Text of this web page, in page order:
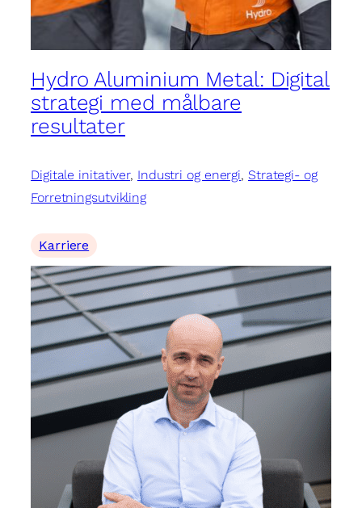
Hydro Aluminium Metal: Digital
strategi med målbare
resultater
Digitale initativer, Industri og energi, Strategi- og
Forretningsutvikling
Karriere